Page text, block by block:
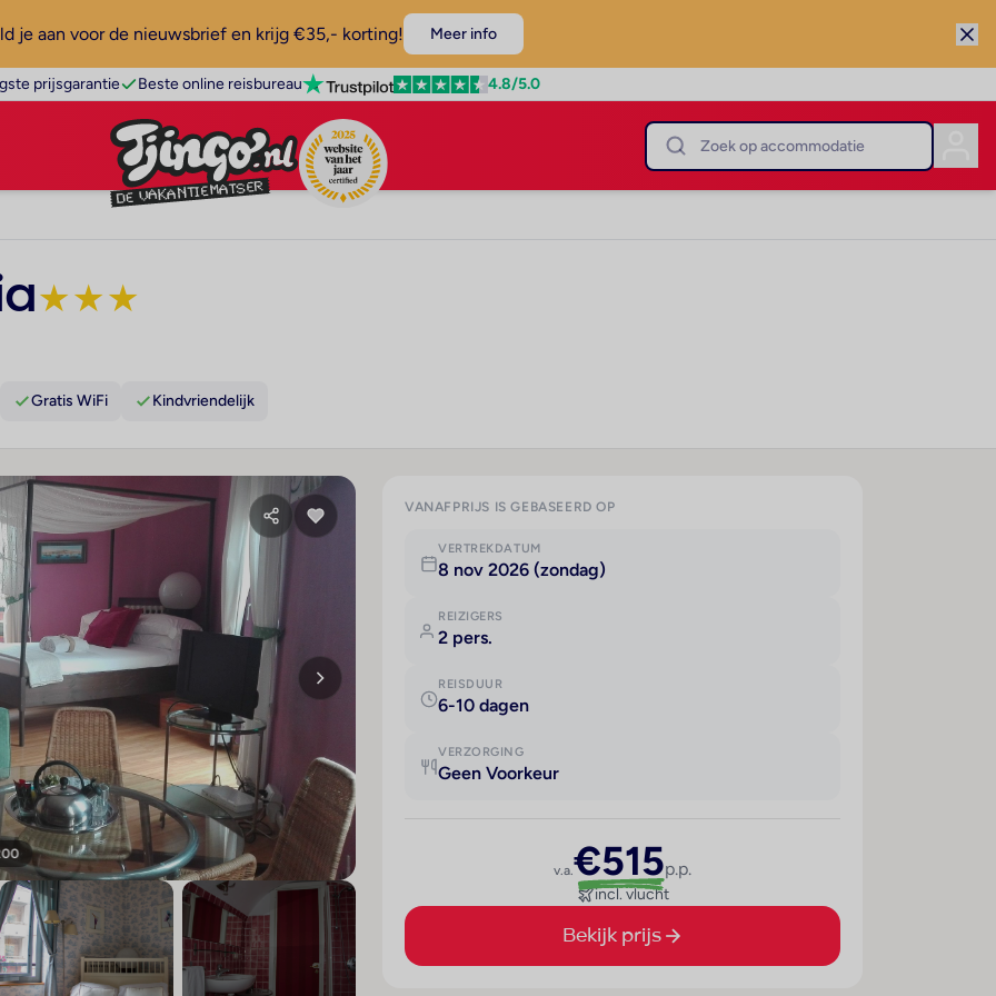
je aan voor de nieuwsbrief en krijg €35,- korting! Meer info
prijsgarantie Beste online reisbureau 4.8/5.0
★★★
Gratis WiFi Kindvriendelijk
VANAFPRIJS IS GEBASEERD OP
VERTREKDATUM
8 nov 2026 (zondag)
REIZIGERS
2 pers.
REISDUUR
6-10 dagen
VERZORGING
Geen Voorkeur
v.a.€515p.p.
incl. vlucht
Bekijk prijs